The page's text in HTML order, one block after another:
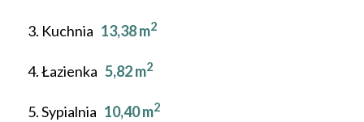
3. Kuchnia 13,38 m2
4. Łazienka 5,82 m2
5. Sypialnia 10,40 m2